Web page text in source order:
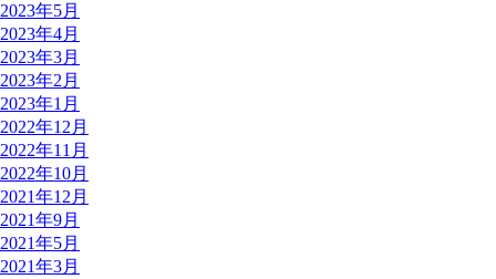
2023年5月
2023年4月
2023年3月
2023年2月
2023年1月
2022年12月
2022年11月
2022年10月
2021年12月
2021年9月
2021年5月
2021年3月